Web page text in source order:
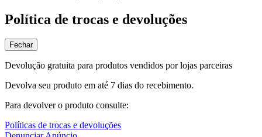
Política de trocas e devoluções
Fechar
Devolução gratuita para produtos vendidos por lojas parceiras
Devolva seu produto em até 7 dias do recebimento.
Para devolver o produto consulte:
Políticas de trocas e devoluções